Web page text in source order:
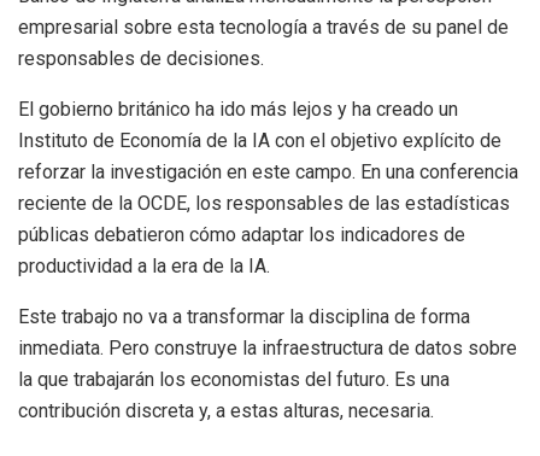
empresarial sobre esta tecnología a través de su panel de
responsables de decisiones.
El gobierno británico ha ido más lejos y ha creado un
Instituto de Economía de la IA con el objetivo explícito de
reforzar la investigación en este campo. En una conferencia
reciente de la OCDE, los responsables de las estadísticas
públicas debatieron cómo adaptar los indicadores de
productividad a la era de la IA.
Este trabajo no va a transformar la disciplina de forma
inmediata. Pero construye la infraestructura de datos sobre
la que trabajarán los economistas del futuro. Es una
contribución discreta y, a estas alturas, necesaria.